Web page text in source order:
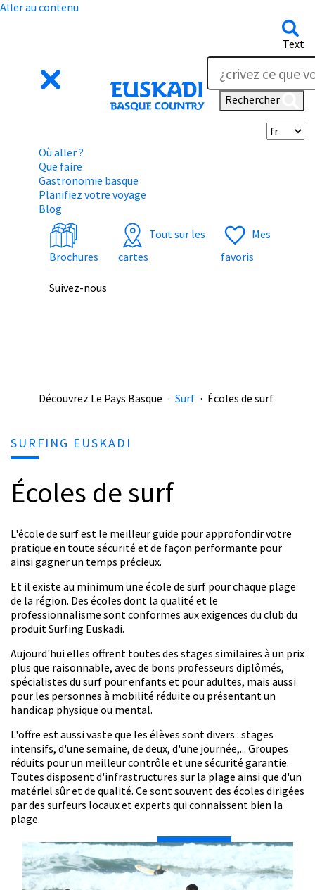
Aller au contenu
Text
Rechercher
Où aller ?
Que faire
Gastronomie basque
Planifiez votre voyage
Blog
Brochures
Tout sur les
cartes
Mes
favoris
Suivez-nous
Découvrez Le Pays Basque Surf Écoles de surf
SURFING EUSKADI
Écoles de surf
L'école de surf est le meilleur guide pour approfondir votre
pratique en toute sécurité et de façon performante pour
ainsi gagner un temps précieux.
Et il existe au minimum une école de surf pour chaque plage
de la région. Des écoles dont la qualité et le
professionnalisme sont conformes aux exigences du club du
produit Surfing Euskadi.
Aujourd'hui elles offrent toutes des stages similaires à un prix
plus que raisonnable, avec de bons professeurs diplômés,
spécialistes du surf pour enfants et pour adultes, mais aussi
pour les personnes à mobilité réduite ou présentant un
handicap physique ou mental.
L'offre est aussi vaste que les élèves sont divers : stages
intensifs, d'une semaine, de deux, d'une journée,... Groupes
réduits pour un meilleur contrôle et une sécurité garantie.
Toutes disposent d'infrastructures sur la plage ainsi que d'un
matériel sûr et de qualité. Ce sont souvent des écoles dirigées
par des surfeurs locaux et experts qui connaissent bien la
plage.